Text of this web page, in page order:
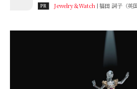
PR Jewelry＆Watch 福田 詞子（英